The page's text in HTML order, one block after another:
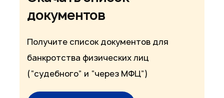
документов
Получите список документов для
банкротства физических лиц
(“судебного” и “через МФЦ”)